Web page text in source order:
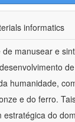
informatics
de manusear e
humanidade,
e do ferro.
do